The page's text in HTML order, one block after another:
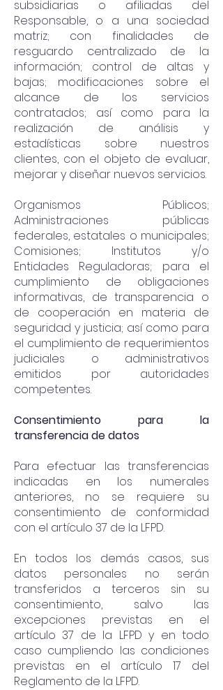
subsidiarias o afiliadas del
Responsable, o a una sociedad
matriz; con finalidades de
resguardo centralizado de la
información; control de altas y
bajas; modificaciones sobre el
alcance de los servicios
contratados; así como para la
realización de análisis y
estadísticas sobre nuestros
clientes, con el objeto de evaluar,
mejorar y diseñar nuevos servicios.
Organismos Públicos;
Administraciones públicas
federales, estatales o municipales;
Comisiones; Institutos y/o
Entidades Reguladoras; para el
cumplimiento de obligaciones
informativas, de transparencia o
de cooperación en materia de
seguridad y justicia; así como para
el cumplimiento de requerimientos
judiciales o administrativos
emitidos por autoridades
competentes.
Consentimiento para la
transferencia de datos
Para efectuar las transferencias
indicadas en los numerales
anteriores, no se requiere su
consentimiento de conformidad
con el artículo 37 de la LFPD.
En todos los demás casos, sus
datos personales no serán
transferidos a terceros sin su
consentimiento, salvo las
excepciones previstas en el
artículo 37 de la LFPD y en todo
caso cumpliendo las condiciones
previstas en el artículo 17 del
Reglamento de la LFPD.